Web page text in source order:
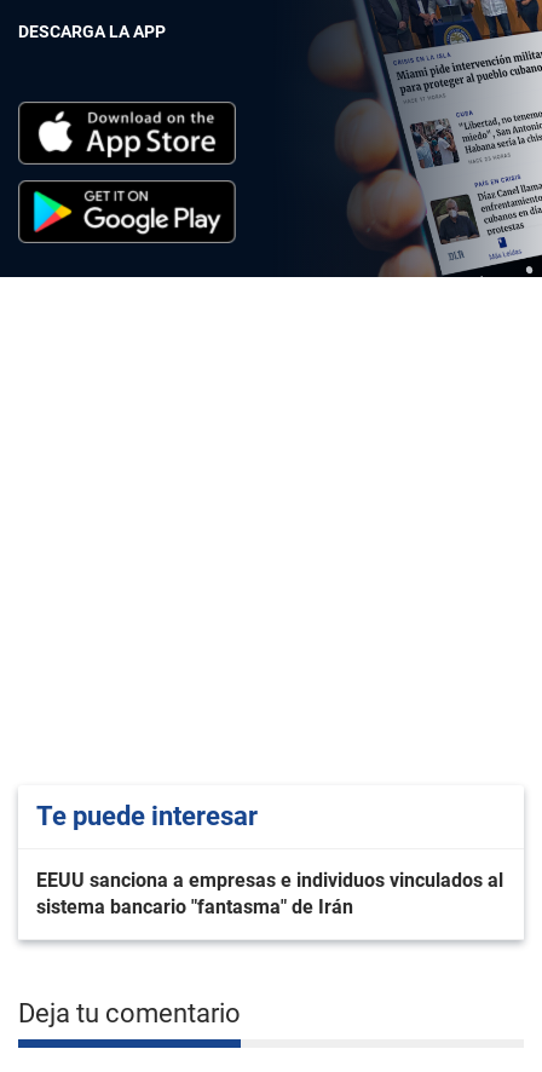
DESCARGA LA APP
Te puede interesar
EEUU sanciona a empresas e individuos vinculados al
sistema bancario "fantasma" de Irán
Deja tu comentario